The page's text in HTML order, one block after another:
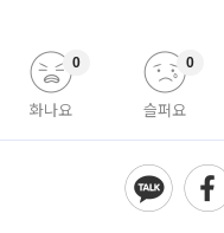
화나요
0
슬퍼요
0